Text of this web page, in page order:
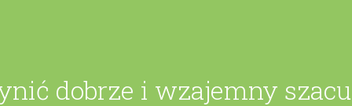
dobrze i wzajemny